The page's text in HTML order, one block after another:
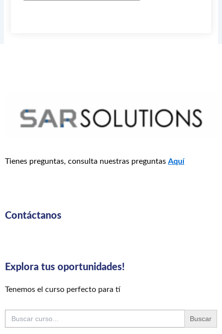
Tienes preguntas, consulta nuestras preguntas Aquí
Contáctanos
Explora tus oportunidades!
Tenemos el curso perfecto para tí
Buscar: